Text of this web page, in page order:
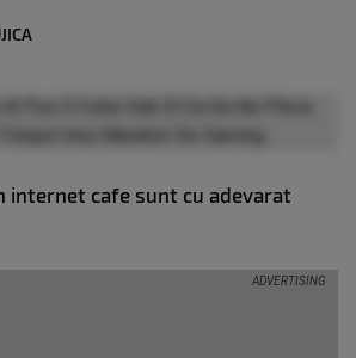
internet cafe sunt cu adevarat